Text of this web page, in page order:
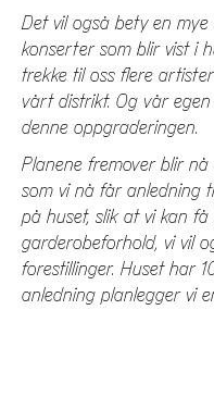
Det vil også bety en
konserter som blir vist i
trekke til oss flere
vårt distrikt. Og vår
denne oppgraderingen.
Planene fremover blir
som vi nå får anledning
på huset, slik at vi kan
garderobeforhold, vi vil
forestillinger. Huset har
anledning planlegger vi